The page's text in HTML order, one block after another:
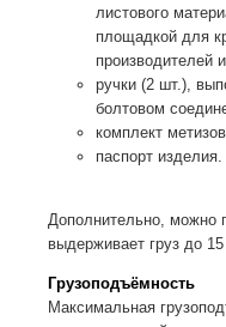
листового
площадкой для
производителей
ручки (2 шт.),
болтовом
комплект
паспорт изделия.
Дополнительно, можно
выдерживает груз до 15
Грузоподъёмность
Максимальная